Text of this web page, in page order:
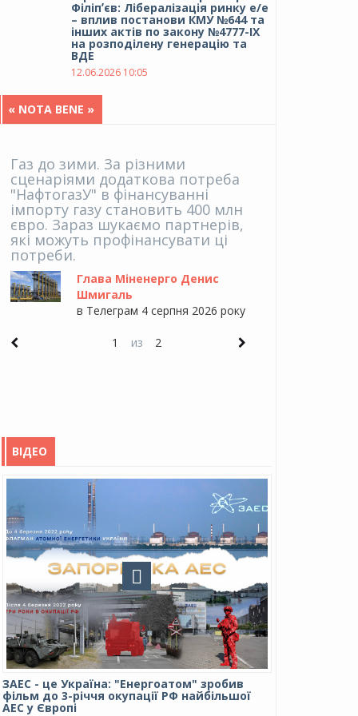
Філіпʼєв: Лібералізація ринку е/е
– вплив постанови КМУ №644 та
інших актів по закону №4777-IX
на розподілену генерацію та
ВДЕ
12.06.2026 10:05
« NOTA BENE »
Газ до зими. За різними
сценаріями додаткова потреба
"НафтогазУ" в фінансуванні
імпорту газу становить 400 млн
євро. Зараз шукаємо партнерів,
які можуть профінансувати ці
потреби.
Глава Міненерго Денис
Шмигаль
в Телеграм 4 серпня 2026 року
1 из 2
ВІДЕО
ЗАЕС - це Україна: "Енергоатом" зробив
фільм до 3-річчя окупації РФ найбільшої
АЕС у Європі